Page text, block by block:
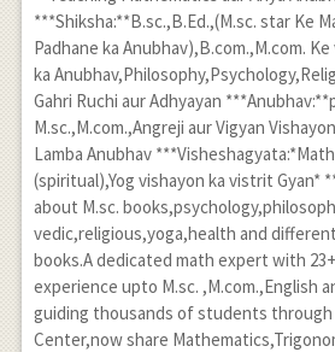
***Shiksha:**B.sc.,B.Ed.,(M.sc. star Ke
Padhane ka Anubhav),B.com.,M.com.
ka
Gahri Ruchi aur Adhyayan
M.sc.,M.com.,Angreji aur Vigyan
Lamba Anubhav
(spiritual),Yog vishayon ka vistrit Gyan*
about M.sc.
vedic,religious,yoga,health and
books.A dedicated math expert with
experience upto M.sc. ,M.com.,English
guiding thousands of students through
Center,now share